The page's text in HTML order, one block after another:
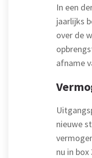
In een
jaarlijks
over de
afname
nieuwe
nu in box